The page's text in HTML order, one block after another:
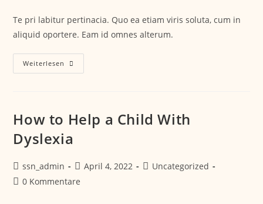
Te pri labitur pertinacia. Quo ea etiam viris soluta, cum in
aliquid oportere. Eam id omnes alterum.
Weiterlesen
How to Help a Child With
Dyslexia
ssn_admin April 4, 2022
Uncategorized
0 Kommentare